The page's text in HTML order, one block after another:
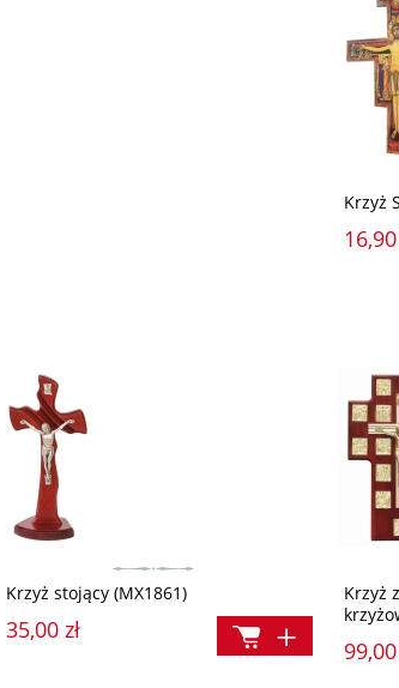
Krzyż
16,90
Krzyż stojący (MX1861)
35,00 zł
Krzyż
99,00